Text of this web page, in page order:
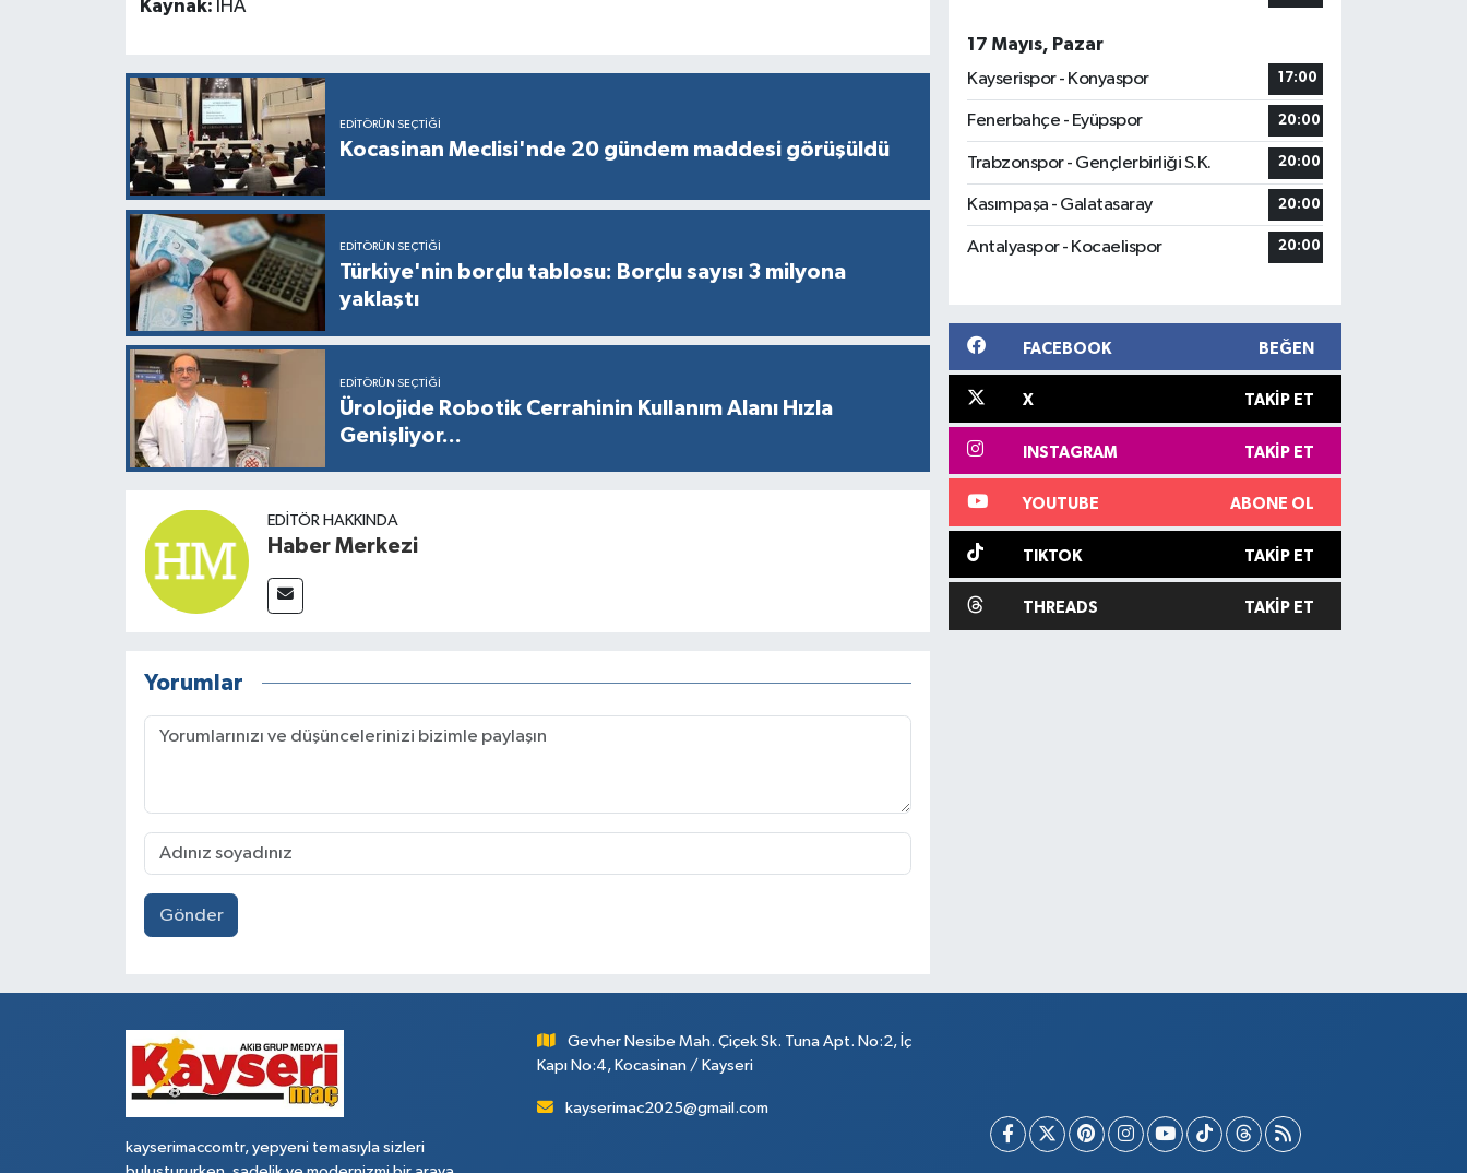
Kaynak: İHA
EDITÖRÜN SEÇTIĞI
Kocasinan Meclisi'nde 20 gündem maddesi görüşüldü
EDITÖRÜN SEÇTIĞI
Türkiye'nin borçlu tablosu: Borçlu sayısı 3 milyona
yaklaştı
EDITÖRÜN SEÇTIĞI
Ürolojide Robotik Cerrahinin Kullanım Alanı Hızla
Genişliyor...
EDITÖR HAKKINDA
Haber Merkezi
Yorumlar
Gönder
17 Mayıs, Pazar
Kayserispor - Konyaspor
17:00
Fenerbahçe - Eyüpspor 20:00
Trabzonspor - Gençlerbirliği S.K. 20:00
Kasımpaşa - Galatasaray 20:00
Antalyaspor - Kocaelispor 20:00
FACEBOOK BEĞEN
X TAKIP ET
INSTAGRAM TAKIP ET
YOUTUBE ABONE OL
TIKTOK TAKIP ET
THREADS TAKIP ET
kayserimaccomtr, yepyeni temasıyla sizleri
Gevher Nesibe Mah. Çiçek Sk. Tuna Apt. No:2, İç
Kapı No:4, Kocasinan / Kayseri
kayserimac2025@gmail.com